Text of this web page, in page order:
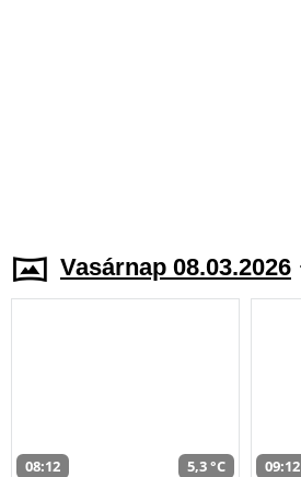
Vasárnap 08.03.2026
08:12 5,3 °C 09:12